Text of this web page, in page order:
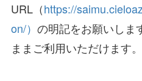
URL（https://
on/） の明記をお願いしま
ままご利用いただけます。